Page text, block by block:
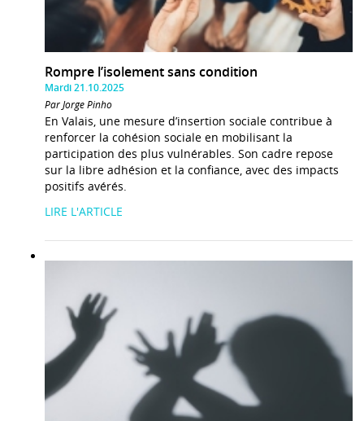
Rompre l’isolement sans condition
Mardi 21.10.2025
Par Jorge Pinho
En Valais, une mesure d’insertion sociale contribue à
renforcer la cohésion sociale en mobilisant la
participation des plus vulnérables. Son cadre repose
sur la libre adhésion et la confiance, avec des impacts
positifs avérés.
LIRE L'ARTICLE